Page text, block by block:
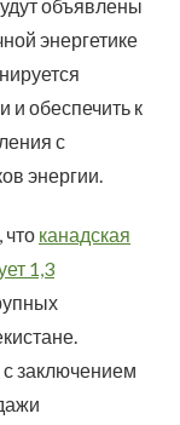
объявлены
энергетике
и обеспечить к
с
энергии.
канадская
1,3
заключением